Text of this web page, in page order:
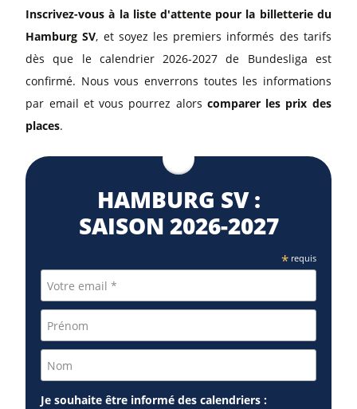
Inscrivez-vous à la liste d'attente pour la billetterie du
Hamburg SV, et soyez les premiers informés des tarifs
dès que le calendrier 2026-2027 de Bundesliga est
confirmé. Nous vous enverrons toutes les informations
par email et vous pourrez alors comparer les prix des
places.
HAMBURG SV :
SAISON 2026⁠-2027
*requis
Je souhaite être informé des calendriers :